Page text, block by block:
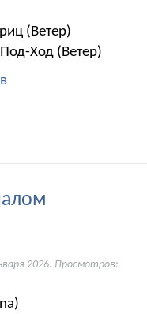
(Ветер)
Ход (Ветер)
2026. Просмотров: